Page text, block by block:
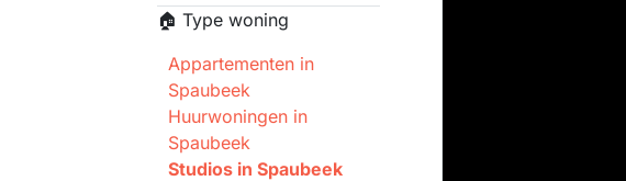
🏠 Type woning
Appartementen in
Spaubeek
Huurwoningen in
Spaubeek
Studios in Spaubeek